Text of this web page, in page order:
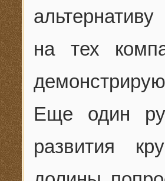
на тех
Еще один
развития